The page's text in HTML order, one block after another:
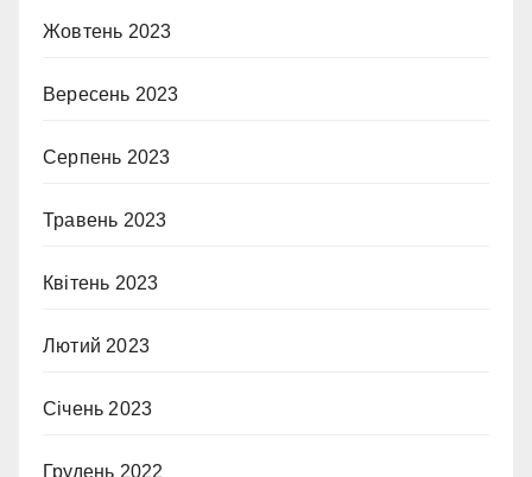
Жовтень 2023
Вересень 2023
Серпень 2023
Травень 2023
Квітень 2023
Лютий 2023
Січень 2023
Грудень 2022